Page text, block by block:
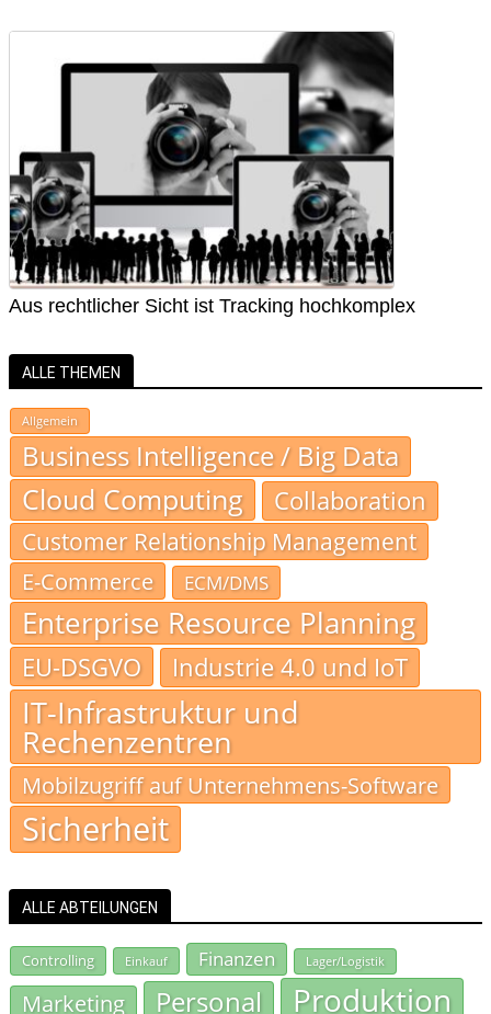
Aus rechtlicher Sicht ist Tracking hochkomplex
ALLE THEMEN
Allgemein
Business Intelligence / Big Data
Cloud Computing Collaboration
Customer Relationship Management
E-Commerce
ECM/DMS
Enterprise Resource Planning
EU-DSGVO Industrie 4.0 und IoT
IT-Infrastruktur und
Rechenzentren
Mobilzugriff auf Unternehmens-Software
Sicherheit
ALLE ABTEILUNGEN
Controlling Einkauf Finanzen Lager/Logistik
Marketing Personal Produktion